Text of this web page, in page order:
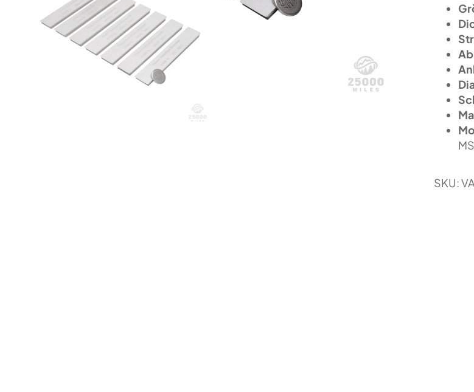
SKU: